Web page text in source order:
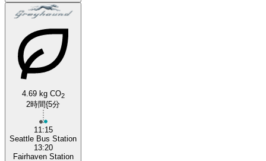
4.69 kg CO2
2時間{5分
11:15
Seattle Bus Station
13:20
Fairhaven Station